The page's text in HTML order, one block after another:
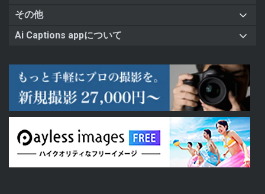
その他
Ai Captions appについて